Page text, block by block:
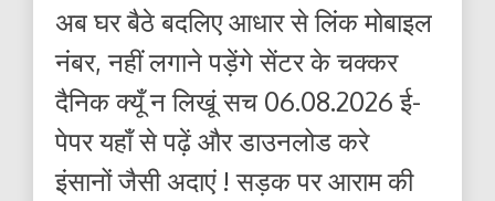
अब घर बैठे बदलिए आधार से लिंक मोबाइल
नंबर, नहीं लगाने पड़ेंगे सेंटर के चक्कर
दैनिक क्यूँ न लिखूं सच 06.08.2026 ई-
पेपर यहाँ से पढ़ें और डाउनलोड करे
इंसानों जैसी अदाएं ! सड़क पर आराम की